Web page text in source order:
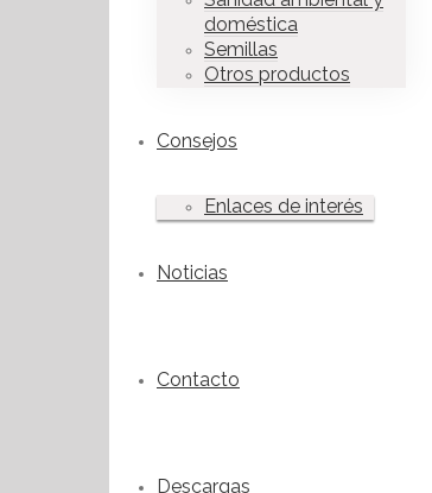
doméstica
Semillas
Otros productos
Consejos
Enlaces de interés
Noticias
Contacto
Descargas